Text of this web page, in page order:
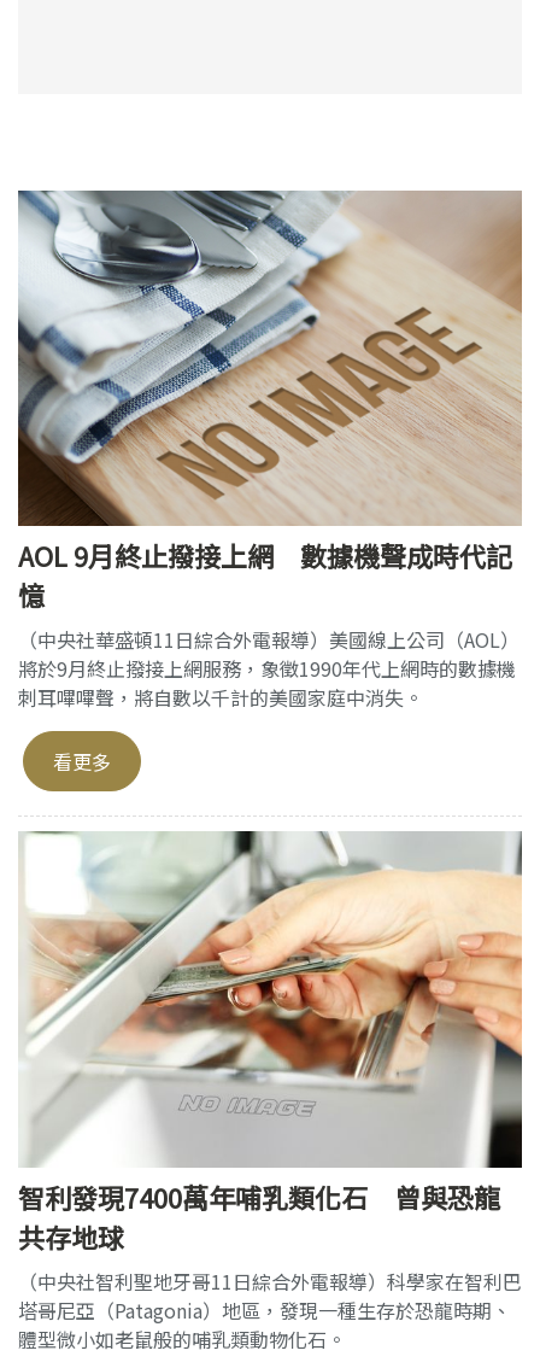
AOL 9月終止撥接上網 數據機聲成時代記
憶
（中央社華盛頓11日綜合外電報導）美國線上公司（AOL）
將於9月終止撥接上網服務，象徵1990年代上網時的數據機
刺耳嗶嗶聲，將自數以千計的美國家庭中消失。
看更多
智利發現7400萬年哺乳類化石 曾與恐龍
共存地球
（中央社智利聖地牙哥11日綜合外電報導）科學家在智利巴
塔哥尼亞（Patagonia）地區，發現一種生存於恐龍時期、
體型微小如老鼠般的哺乳類動物化石。